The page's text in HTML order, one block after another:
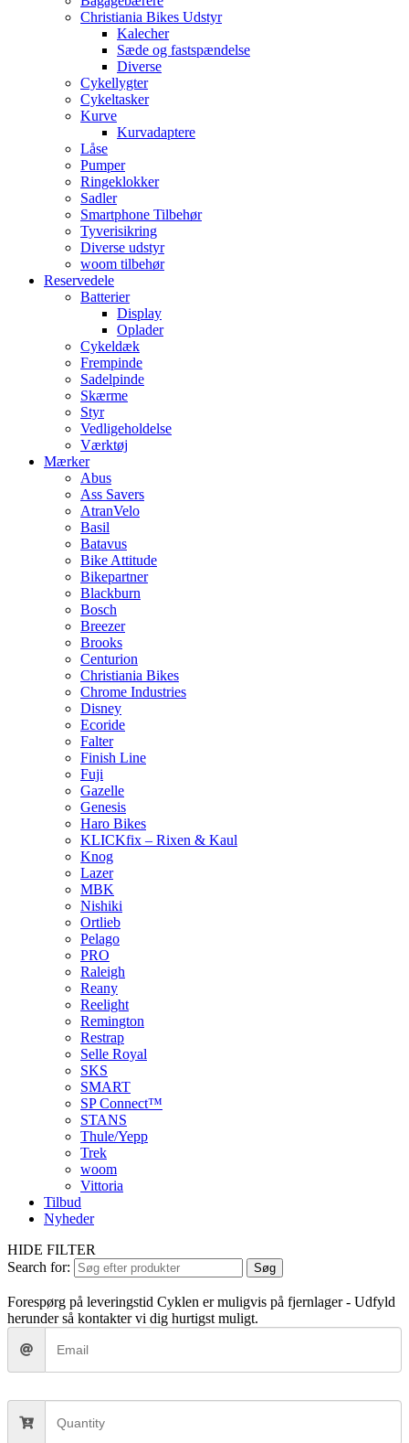
Christiania Bikes Udstyr
Kalecher
Sæde og fastspændelse
Diverse
Cykellygter
Cykeltasker
Kurve
Kurvadaptere
Låse
Pumper
Ringeklokker
Sadler
Smartphone Tilbehør
Tyverisikring
Diverse udstyr
woom tilbehør
Reservedele
Batterier
Display
Oplader
Cykeldæk
Frempinde
Sadelpinde
Skærme
Styr
Vedligeholdelse
Værktøj
Mærker
Abus
Ass Savers
AtranVelo
Basil
Batavus
Bike Attitude
Bikepartner
Blackburn
Bosch
Breezer
Brooks
Centurion
Christiania Bikes
Chrome Industries
Disney
Ecoride
Falter
Finish Line
Fuji
Gazelle
Genesis
Haro Bikes
KLICKfix – Rixen & Kaul
Knog
Lazer
MBK
Nishiki
Ortlieb
Pelago
PRO
Raleigh
Reany
Reelight
Remington
Restrap
Selle Royal
SKS
SMART
SP Connect™
STANS
Thule/Yepp
Trek
woom
Vittoria
Tilbud
Nyheder
HIDE FILTER
Search for:
Søg
Forespørg på leveringstid Cyklen er muligvis på fjernlager - Udfyld
herunder så kontakter vi dig hurtigst muligt.